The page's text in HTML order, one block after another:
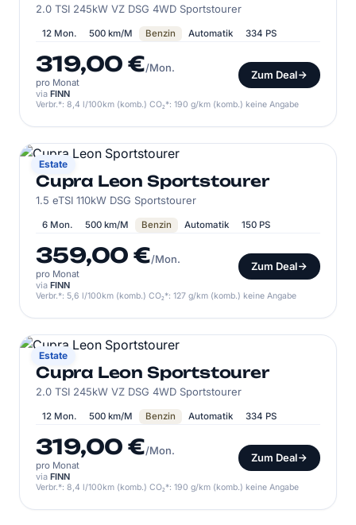
2.0 TSI 245kW VZ DSG 4WD Sportstourer
12 Mon. 500 km/M Benzin Automatik 334 PS
319,00 €/Mon.
pro Monat
Zum Deal
via FINN
Verbr.*: 8,4 l/100km (komb.) CO₂*: 190 g/km (komb.) keine Angabe
Estate
CUPRA
Cupra Leon Sportstourer
1.5 eTSI 110kW DSG Sportstourer
6 Mon. 500 km/M Benzin Automatik 150 PS
359,00 €/Mon.
pro Monat
Zum Deal
via FINN
Verbr.*: 5,6 l/100km (komb.) CO₂*: 127 g/km (komb.) keine Angabe
Estate
CUPRA
Cupra Leon Sportstourer
2.0 TSI 245kW VZ DSG 4WD Sportstourer
12 Mon. 500 km/M Benzin Automatik 334 PS
319,00 €/Mon.
pro Monat
Zum Deal
via FINN
Verbr.*: 8,4 l/100km (komb.) CO₂*: 190 g/km (komb.) keine Angabe